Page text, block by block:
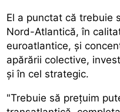
El a punctat că trebuie
Nord-Atlantică, în
euroatlantice, și
apărării colective,
și în cel strategic.
"Trebuie să prețuim